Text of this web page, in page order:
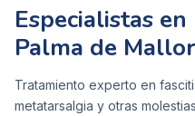
Especialistas
Palma de
Tratamiento experto en
metatarsalgia y otras